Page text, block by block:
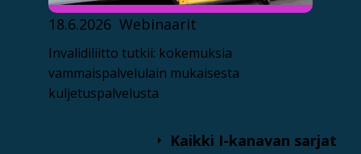
18.6.2026 Webinaarit
Invalidiliitto tutkii: kokemuksia
vammaispalvelulain mukaisesta
kuljetuspalvelusta
Kaikki I-kanavan sarjat